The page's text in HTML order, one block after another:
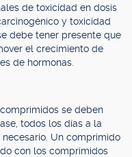
de toxicidad en dosis
y toxicidad
debe tener presente que
el crecimiento de
de hormonas.
se deben
todos los días a la
Un comprimido
con los comprimidos